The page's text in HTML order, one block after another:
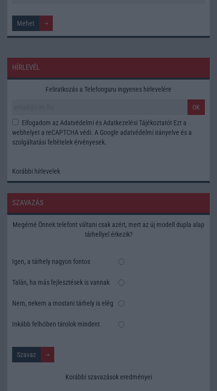
HÍRLEVÉL
Feliratkozás a Telefonguru ingyenes hírlevelére
OK
Elfogadom az Adatvédelmi és Adatkezelési Tájékoztatót Ezt a
webhelyet a reCAPTCHA védi. A Google adatvédelmi irányelve és a
szolgáltatási feltételek érvényesek.
Korábbi hírlevelek
SZAVAZÁS
Megérné Önnek telefont váltani csak azért, mert az új modell dupla alap
tárhellyel érkezik?
Igen, a tárhely nagyon fontos
Talán, ha más fejlesztések is vannak
Nem, nekem a mostani tárhely is elég
Inkább felhőben tárolok mindent
Korábbi szavazások eredményei